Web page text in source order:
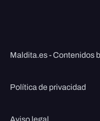
Maldita.es - Contenidos
Política de privacidad
Aviso legal